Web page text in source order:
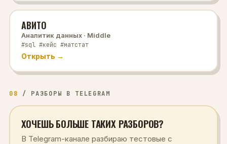
АВИТО
Аналитик данных· Middle
#sql #кейс #матстат
Открыть →
08 / РАЗБОРЫ В TELEGRAM
ХОЧЕШЬ БОЛЬШЕ ТАКИХ РАЗБОРОВ?
В Telegram-канале разбираю тестовые с